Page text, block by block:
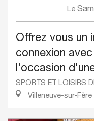
Le
Offrez vous un
connexion
l'occasion
SPORTS ET LOISIRS
Villeneuve-sur-Fère